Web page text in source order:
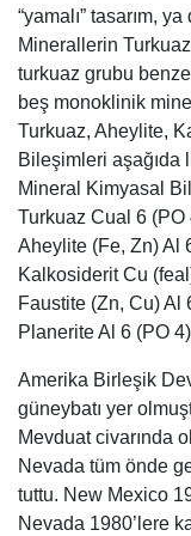
“yamalı” tasarım,
Minerallerin
turkuaz grubu
beş monoklinik
Turkuaz, Aheylite,
Bileşimleri aşağıda
Mineral Kimyasal
Turkuaz Cual 6 (PO
Aheylite (Fe, Zn) Al
Kalkosiderit Cu
Faustite (Zn, Cu) Al
Planerite Al 6 (PO
Amerika Birleşik
güneybatı yer
Mevduat civarında
Nevada tüm önde
tuttu. New Mexico
Nevada 1980’lere